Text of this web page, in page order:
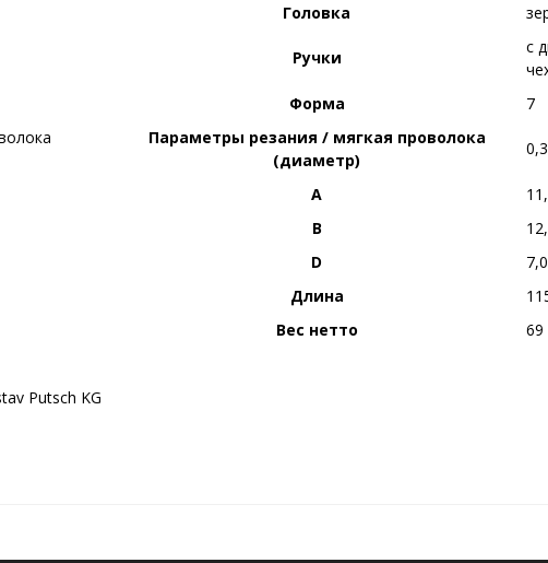
Головка
Ручки
с
Форма
7
Параметры резания / мягкая проволока
(диаметр)
A
B
D
Длина
Вес нетто
69
Putsch KG